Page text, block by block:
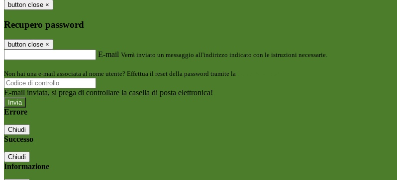
button close ×
Recupero password
button close ×
E-mail Verrà inviato un messaggio all'indirizzo indicato con le istruzioni necessarie.
Non hai una e-mail associata al nome utente? Effettua il reset della password tramite la
E-mail inviata, si prega di controllare la casella di posta elettronica!
Errore
Chiudi
Successo
Chiudi
Informazione